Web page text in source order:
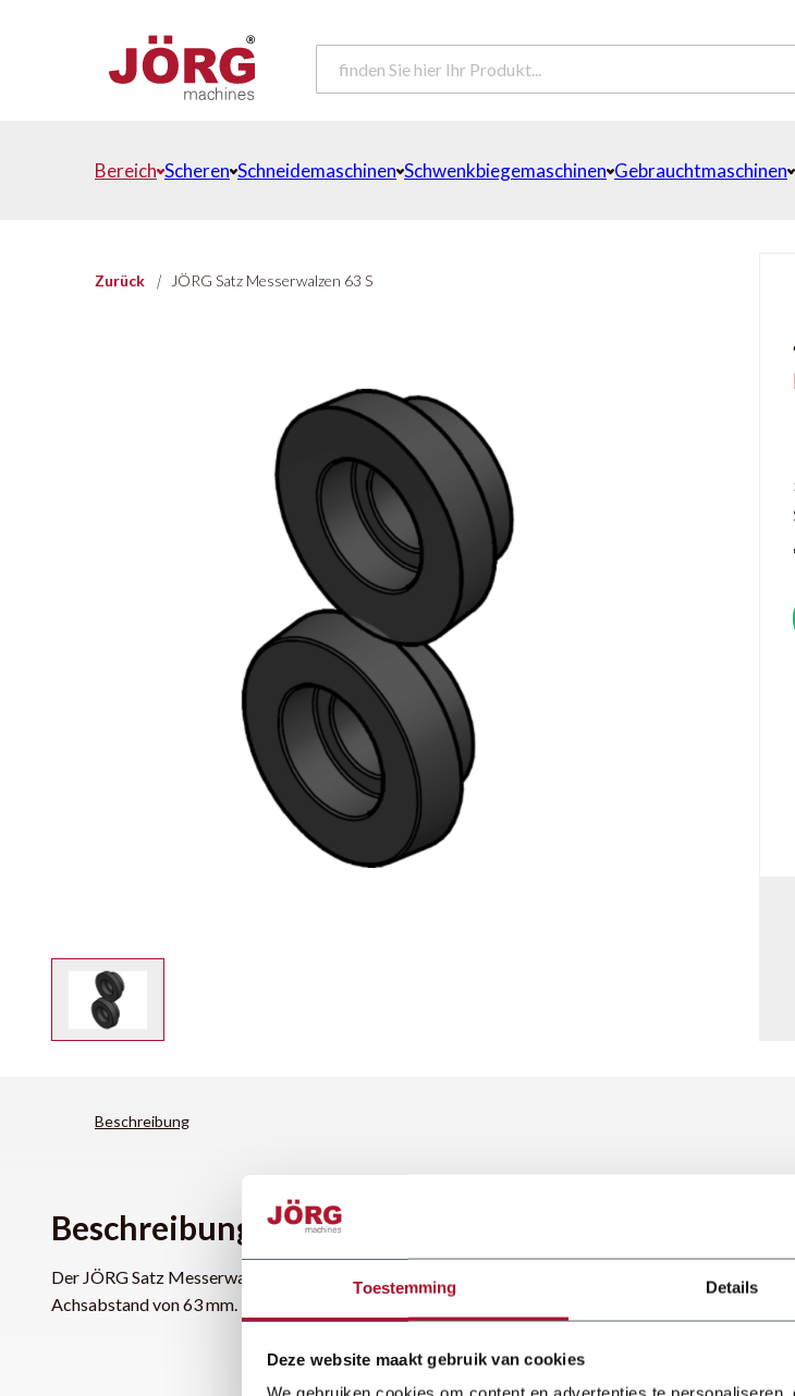
Toestemming Details
Deze website maakt gebruik van cookies
Bereich Scheren Schneidemaschinen Schwenkbiegemaschinen Gebrauchtmaschinen
Zurück | JÖRG Satz Messerwalzen 63 S
Beschreibung
Beschreibung
Der JÖRG Satz Messerwalzen 63 S ist für die JÖRG Sickenmaschine 5340, 5343 und 5353
Achsabstand von 63 mm. Dieser Rollensatz sind optioneel zur der 5340, 5343 und 5353.